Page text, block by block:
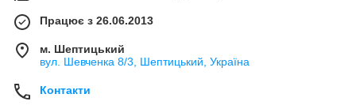
Працює з 26.06.2013
м. Шептицький
вул. Шевченка 8/3, Шептицький, Україна
Контакти